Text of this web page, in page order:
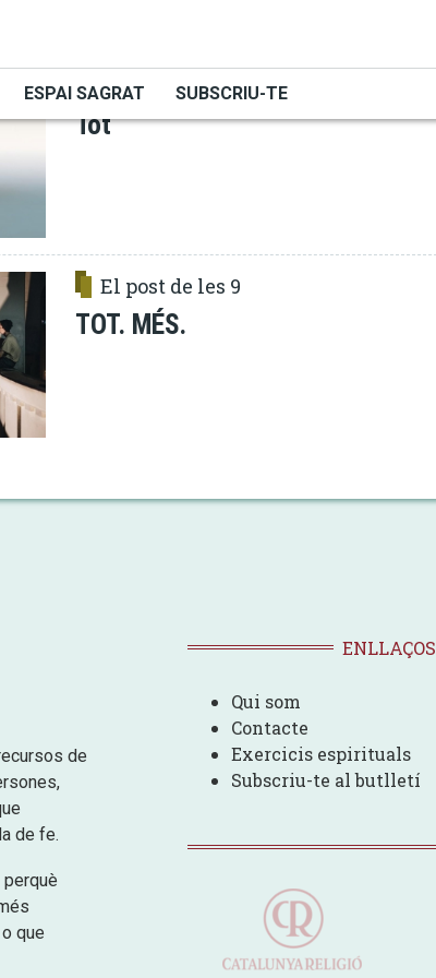
ESPAI SAGRAT SUBSCRIU-TE
Preguem la realitat
Tot
El post de les 9
TOT. MÉS.
de
de fe.
que
ENLLAÇOS
Qui som
Contacte
Exercicis espirituals
Subscriu-te al butlletí